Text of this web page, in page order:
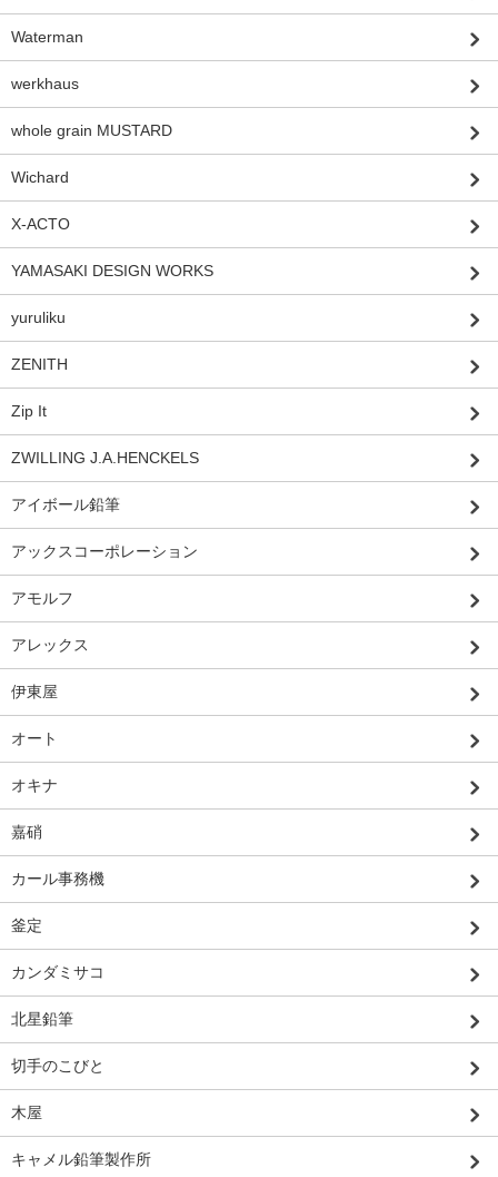
Waterman
werkhaus
whole grain MUSTARD
Wichard
X-ACTO
YAMASAKI DESIGN WORKS
yuruliku
ZENITH
Zip It
ZWILLING J.A.HENCKELS
アイボール鉛筆
アックスコーポレーション
アモルフ
アレックス
伊東屋
オート
オキナ
嘉硝
カール事務機
釜定
カンダミサコ
北星鉛筆
切手のこびと
木屋
キャメル鉛筆製作所